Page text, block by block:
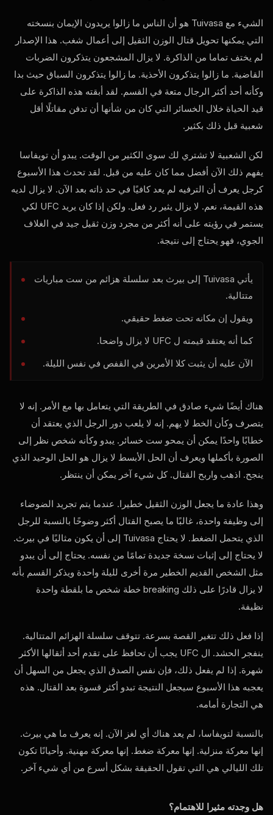
الشيء مع Tuivasa هو أن الناس ما زالوا يريدون الإيمان بنسخته
التي يمكنها تحويل قتال الوزن الثقيل إلى أعمال شغب. هذا الإصدار
لم يختف تماما من الذاكرة. لا يزال المشجعون يتذكرون الضربات
القاضية. ما زالوا يتذكرون الأحذية. ما زالوا يتذكرون السباق حيث بدا
وكأنه أحد أكثر الرجال متعة في القسم. لقد أبقته هذه الذاكرة على
قيد الحياة خلال الخسائر التي كان من شأنها أن تدفن مقاتلًا أقل
شعبية قبل ذلك بكثير.
لكن الشعبية لا تشتري لك سوى الكثير من الوقت. يبدو أن تويفاسا
يفهم ذلك الآن أفضل مما كان عليه من قبل. لقد تحدث هذا الأسبوع
كرجل يعرف أن الترفيه لم يعد كافيًا في حد ذاته بعد الآن. لا يزال لديه
هذه القيمة، نعم. لا يزال يثير رد فعل. ولكن إذا كان يريد UFC لكي
يستمر في رؤيته على أنه أكثر من مجرد وزن ثقيل جيد في الغلاف
الجوي، فهو يحتاج إلى نتيجة.
يأتي Tuivasa إلى بيرث بعد سلسلة هزائم من ست مباريات
متتالية.
ويقول إن مكانه تحت ضغط حقيقي.
كما أنه يعتقد قيمته ل UFC لا يزال واضحا.
الآن عليه أن يثبت كلا الأمرين في القفص في نفس الليلة.
هناك أيضًا شيء صادق في الطريقة التي يتعامل بها مع الأمر. إنه لا
يتصرف وكأن الخط لا يهم. إنه لا يلعب دور الرجل الذي يعتقد أن
خطابًا واحدًا يمكن أن يمحو ست خسائر. يبدو وكأنه شخص نظر إلى
الصورة بأكملها ويعرف أن الحل الأبسط لا يزال هو الحل الوحيد الذي
ينجح. اذهب واربح القتال. كل شيء آخر يمكن أن ينتظر.
وهذا عادة ما يجعل الوزن الثقيل خطيرا. عندما يتم تجريد الضوضاء
إلى وظيفة واحدة، غالبًا ما يصبح القتال أكثر وضوحًا بالنسبة للرجل
الذي يتحمل الضغط. لا يحتاج Tuivasa إلى أن يكون مثاليًا في بيرث.
لا يحتاج إلى إثبات نسخة جديدة تمامًا من نفسه. يحتاج إلى أن يبدو
مثل الشخص القديم الخطير مرة أخرى لليلة واحدة ويذكر القسم بأنه
لا يزال قادرًا على ذلك breaking خطة شخص ما بلقطة واحدة
نظيفة.
إذا فعل ذلك تتغير القصة بسرعة. تتوقف سلسلة الهزائم المتتالية.
ينفجر الحشد. ال UFC يجب أن تحافظ على تقدم أحد أثقالها الأكثر
شهرة. إذا لم يفعل ذلك، فإن نفس الصدق الذي يجعل من السهل أن
يعجبه هذا الأسبوع سيجعل النتيجة تبدو أكثر قسوة بعد القتال. هذه
هي التجارة أمامه.
بالنسبة لتويفاسا، لم يعد هناك أي لغز الآن. إنه يعرف ما هي بيرث.
إنها معركة منزلية. إنها معركة ضغط. إنها معركة مهنية. وأحيانًا تكون
تلك الليالي هي التي تقول الحقيقة بشكل أسرع من أي شيء آخر.
هل وجدته مثيرا للاهتمام؟